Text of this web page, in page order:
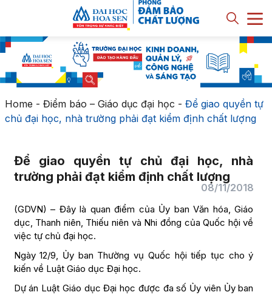
Home - Điểm báo – Giáo dục đại học - Để giao quyền tự
chủ đại học, nhà trường phải đạt kiểm định chất lượng
Để giao quyền tự chủ đại học, nhà
trường phải đạt kiểm định chất lượng
08/11/2018
(GDVN) – Đây là quan điểm của Ủy ban Văn hóa, Giáo
dục, Thanh niên, Thiếu niên và Nhi đồng của Quốc hội về
việc tự chủ đại học.
Ngày 12/9, Ủy ban Thường vụ Quốc hội tiếp tục cho ý
kiến về Luật Giáo dục Đại học.
Dự án Luật Giáo dục Đại học được đa số Ủy viên Ủy ban